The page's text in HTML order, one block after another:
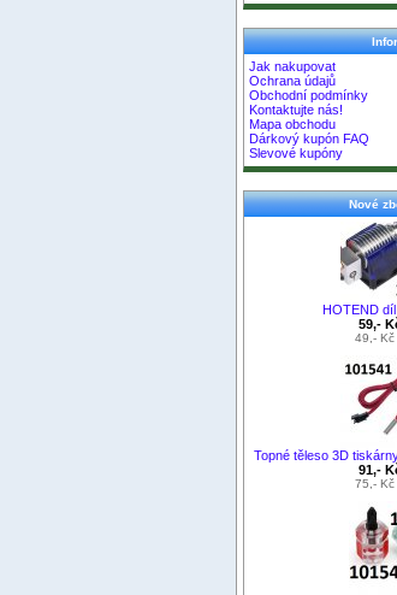
Jak nakupovat
Ochrana údajů
Obchodní podmínky
Kontaktujte nás!
Mapa obchodu
Dárkový kupón FAQ
Slevové kupóny
Nové
HOTEND
59,-
49,- Kč
Topné těleso 3D
91,-
75,- Kč